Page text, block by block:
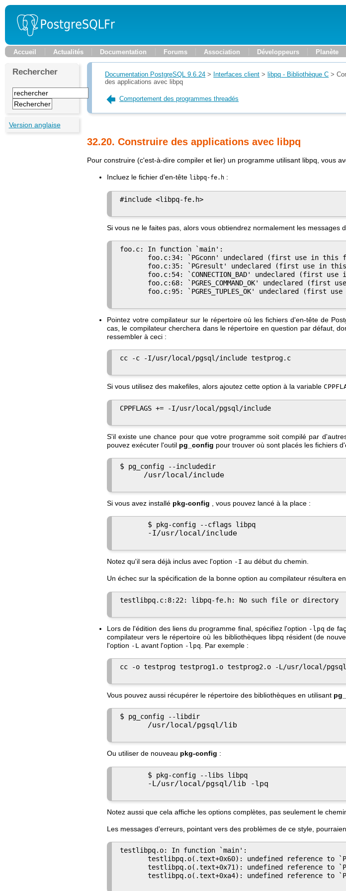
Accueil Actualités Documentation Forums Association Développeurs Planète
Rechercher
Version anglaise
Documentation PostgreSQL 9.6.24 > Interfaces client >libpq - Bibliothèque C >
des applications avec libpq
Comportement des programmes threadés
32.20. Construire des applications avec libpq
Pour construire (c'est-à-dire compiler et lier) un programme utilisant libpq , vous
Incluez le fichier d'en-tête libpq-fe.h :
#include <libpq-fe.h>
Si vous ne le faites pas, alors vous obtiendrez normalement les messages
foo.c: In function `main':
foo.c:34: `PGconn' undeclared (first use in this
foo.c:35: `PGresult' undeclared (first use in
foo.c:54: `CONNECTION_BAD' undeclared (first use
foo.c:68: `PGRES_COMMAND_OK' undeclared (first
foo.c:95: `PGRES_TUPLES_OK' undeclared (first use
Pointez votre compilateur sur le répertoire où les fichiers d'en-tête de
cas, le compilateur cherchera dans le répertoire en question par défaut,
ressembler à ceci :
cc -c -I/usr/local/pgsql/include testprog.c
Si vous utilisez des makefiles, alors ajoutez cette option à la variable
CPPFLAGS += -I/usr/local/pgsql/include
S'il existe une chance pour que votre programme soit compilé par
pouvez exécuter l'outil pg_config pour trouver où sont placés les fichiers
$ pg_config --includedir
/usr/local/include
Si vous avez installé pkg-config , vous pouvez lancé à la place :
$ pkg-config --cflags libpq
-I/usr/local/include
Notez qu'il sera déjà inclus avec l'option -I au début du chemin.
Un échec sur la spécification de la bonne option au compilateur résultera
testlibpq.c:8:22: libpq-fe.h: No such file or directory
Lors de l'édition des liens du programme final, spécifiez l'option -lpq de
compilateur vers le répertoire où les bibliothèques libpq résident (de
l'option -L avant l'option -lpq . Par exemple :
cc -o testprog testprog1.o testprog2.o -L/usr/local/
Vous pouvez aussi récupérer le répertoire des bibliothèques en utilisant
$ pg_config --libdir
/usr/local/pgsql/lib
Ou utiliser de nouveau pkg-config :
$ pkg-config --libs libpq
-L/usr/local/pgsql/lib -lpq
Notez aussi que cela affiche les options complètes, pas seulement le
Les messages d'erreurs, pointant vers des problèmes de ce style,
testlibpq.o: In function `main':
testlibpq.o(.text+0x60): undefined reference to
testlibpq.o(.text+0x71): undefined reference to
testlibpq.o(.text+0xa4): undefined reference to